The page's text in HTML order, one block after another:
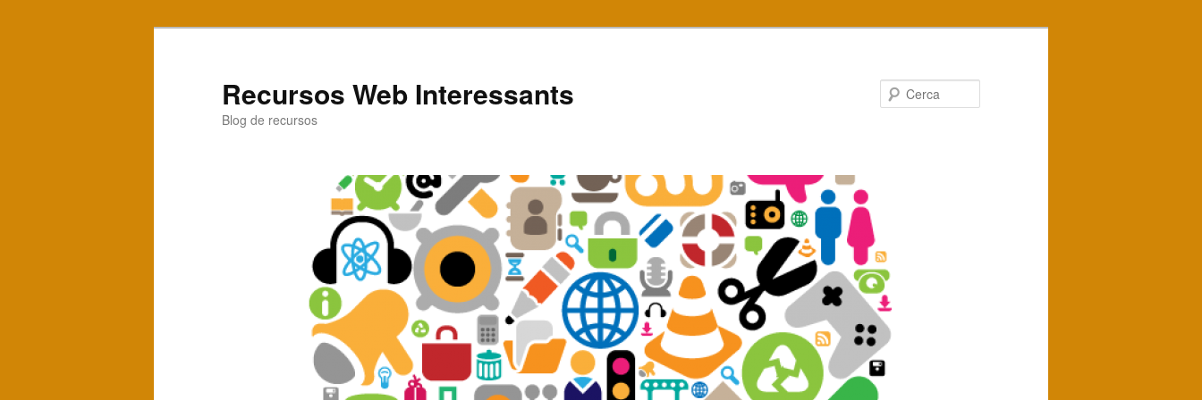
Recursos Web Interessants
Blog de recursos